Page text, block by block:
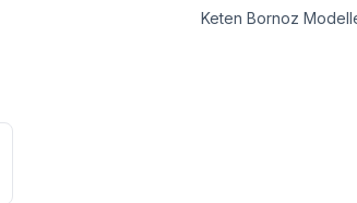
Keten Bornoz